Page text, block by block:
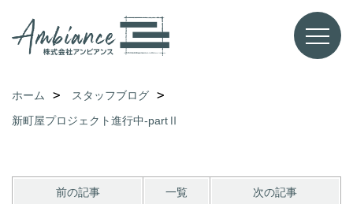
ホーム
スタッフブログ
新町屋プロジェクト進行中-partⅡ
前の記事 一覧 次の記事